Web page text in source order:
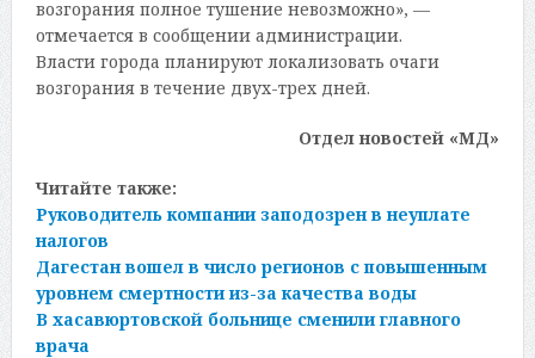
возгорания полное тушение невозможно», —
отмечается в сообщении администрации.
Власти города планируют локализовать очаги
возгорания в течение двух-трех дней.
Отдел новостей «МД»
Читайте также:
Руководитель компании заподозрен в неуплате
налогов
Дагестан вошел в число регионов с повышенным
уровнем смертности из-за качества воды
В хасавюртовской больнице сменили главного
врача